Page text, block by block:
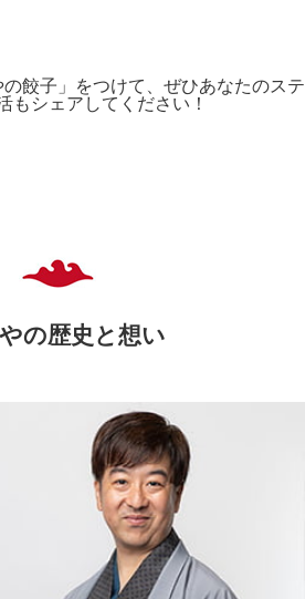
餃子」をつけて、ぜひあなたのステ
もシェアしてください！
の歴史と想い